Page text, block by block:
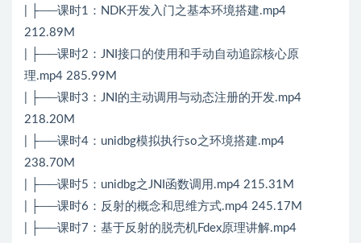
| ├──课时1：NDK开发入门之基本环境搭建.mp4
212.89M
| ├──课时2：JNI接口的使用和手动自动追踪核心原
理.mp4 285.99M
| ├──课时3：JNI的主动调用与动态注册的开发.mp4
218.20M
| ├──课时4：unidbg模拟执行so之环境搭建.mp4
238.70M
| ├──课时5：unidbg之JNI函数调用.mp4 215.31M
| ├──课时6：反射的概念和思维方式.mp4 245.17M
| ├──课时7：基于反射的脱壳机Fdex原理讲解.mp4